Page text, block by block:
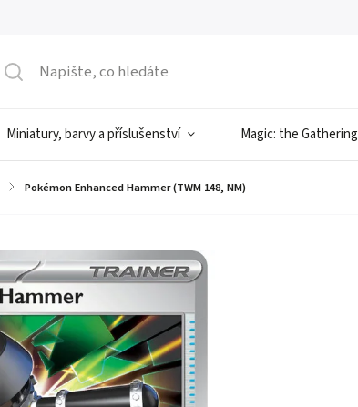
Miniatury, barvy a příslušenství Magic: the Gathering
/ Pokémon Enhanced Hammer (TWM 148, NM)